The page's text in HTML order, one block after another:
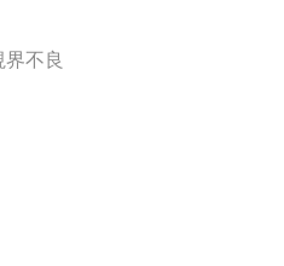
不良